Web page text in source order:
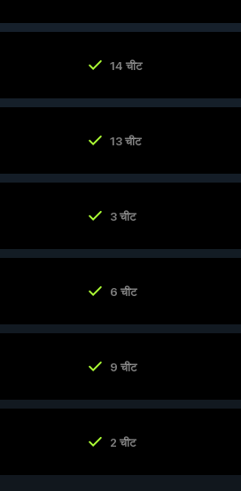
14 चीट
13 चीट
3 चीट
6 चीट
9 चीट
2 चीट